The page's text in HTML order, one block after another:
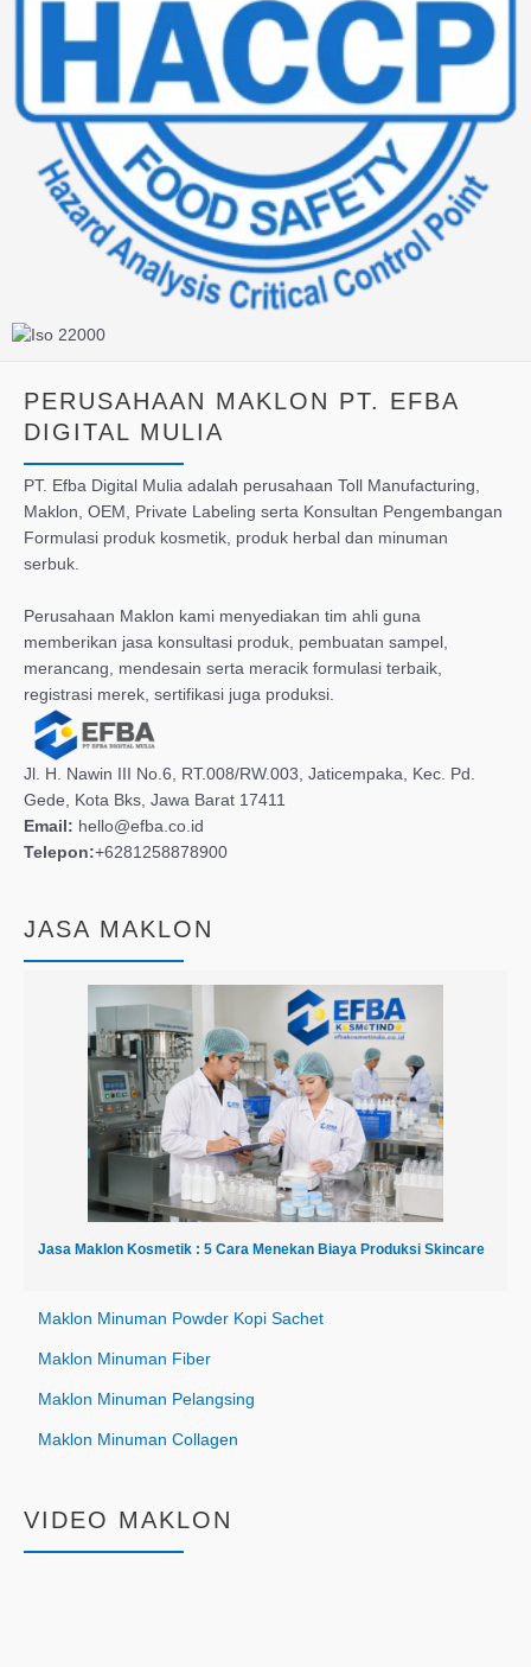
PERUSAHAAN MAKLON PT. EFBA
DIGITAL MULIA
PT. Efba Digital Mulia adalah perusahaan Toll Manufacturing,
Maklon, OEM, Private Labeling serta Konsultan Pengembangan
Formulasi produk kosmetik, produk herbal dan minuman
serbuk.
Perusahaan Maklon kami menyediakan tim ahli guna
memberikan jasa konsultasi produk, pembuatan sampel,
merancang, mendesain serta meracik formulasi terbaik,
registrasi merek, sertifikasi juga produksi.
Jl. H. Nawin III No.6, RT.008/RW.003, Jaticempaka, Kec. Pd.
Gede, Kota Bks, Jawa Barat 17411
Email: hello@efba.co.id
Telepon:+6281258878900
JASA MAKLON
Jasa Maklon Kosmetik : 5 Cara Menekan Biaya Produksi Skincare
Maklon Minuman Powder Kopi Sachet
Maklon Minuman Fiber
Maklon Minuman Pelangsing
Maklon Minuman Collagen
VIDEO MAKLON